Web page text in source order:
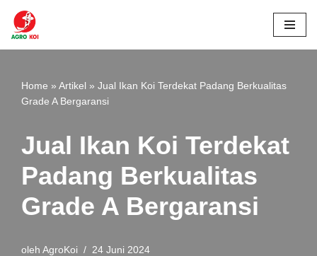
Lompat
Home » Artikel » Jual Ikan Koi Terdekat Padang Berkualitas
Grade A Bergaransi
Jual Ikan Koi Terdekat
Padang Berkualitas
Grade A Bergaransi
oleh AgroKoi 24 Juni 2024